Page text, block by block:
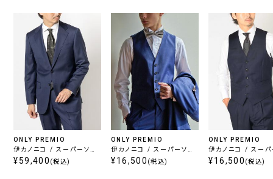
ONLY PREMIO
伊カノニコ / スーパーソニ
ック ストレッチ ブルー無地
¥59,400 (税込)
ONLY PREMIO
伊カノニコ / スーパーソニ
ック ベスト ライトブルー ツ
¥16,500 (税込)
ONLY PREMIO
伊カノニコ / スーパ
ック ベスト ネイビ
¥16,500 (税込)